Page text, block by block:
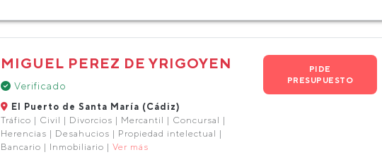
MIGUEL PEREZ DE YRIGOYEN
Verificado
El Puerto de Santa María (Cádiz)
Tráfico | Civil | Divorcios | Mercantil | Concursal |
Herencias | Desahucios | Propiedad intelectual |
Bancario | Inmobiliario | Ver más
PIDE
PRESUPUESTO